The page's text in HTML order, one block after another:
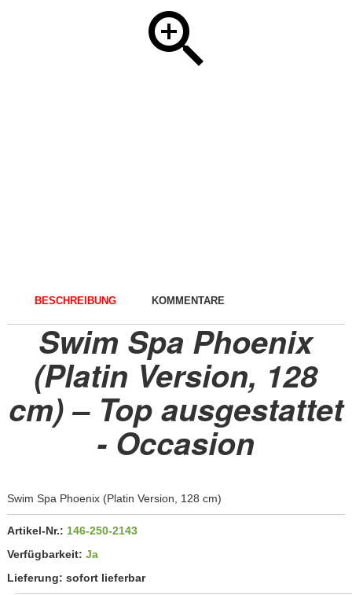
BESCHREIBUNG KOMMENTARE
Swim Spa Phoenix
(Platin Version, 128
cm) – Top ausgestattet
- Occasion
Swim Spa Phoenix (Platin Version, 128 cm)
Artikel-Nr.: 146-250-2143
Verfügbarkeit: Ja
Lieferung: sofort lieferbar